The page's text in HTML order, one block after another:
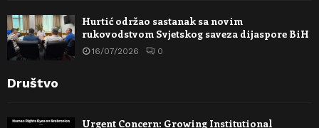
Hurtić održao sastanak sa novim
rukovodstvom Svjetskog saveza dijaspore BiH
16/07/2026 0
Društvo
Urgent Concern: Growing Institutional